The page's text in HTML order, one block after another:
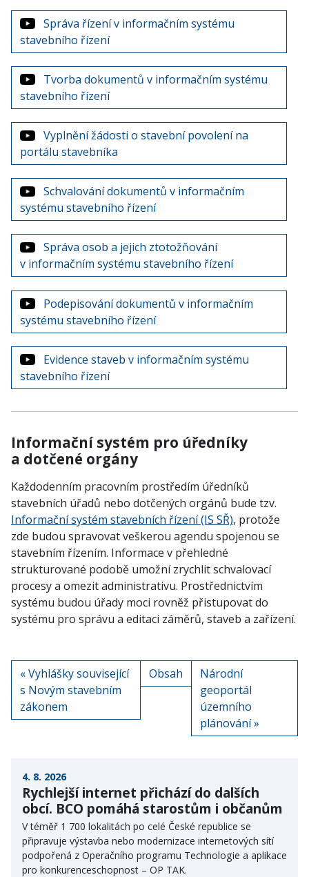
Správa řízení v informačním systému
stavebního řízení
Tvorba dokumentů v informačním systému
stavebního řízení
Vyplnění žádosti o stavební povolení na
portálu stavebníka
Schvalování dokumentů v informačním
systému stavebního řízení
Správa osob a jejich ztotožňování
v informačním systému stavebního řízení
Podepisování dokumentů v informačním
systému stavebního řízení
Evidence staveb v informačním systému
stavebního řízení
Informační systém pro úředníky
a dotčené orgány
Každodenním pracovním prostředím úředníků
stavebních úřadů nebo dotčených orgánů bude tzv.
Informační systém stavebních řízení (IS SŘ), protože
zde budou spravovat veškerou agendu spojenou se
stavebním řízením. Informace v přehledné
strukturované podobě umožní zrychlit schvalovací
procesy a omezit administrativu. Prostřednictvím
systému budou úřady moci rovněž přistupovat do
systému pro správu a editaci záměrů, staveb a zařízení.
« Vyhlášky související
s Novým stavebním
zákonem
Obsah
Národní
geoportál
územního
plánování»
4. 8. 2026
Rychlejší internet přichází do dalších
obcí. BCO pomáhá starostům i občanům
V téměř 1 700 lokalitách po celé České republice se
připravuje výstavba nebo modernizace internetových sítí
podpořená z Operačního programu Technologie a aplikace
pro konkurenceschopnost – OP TAK.